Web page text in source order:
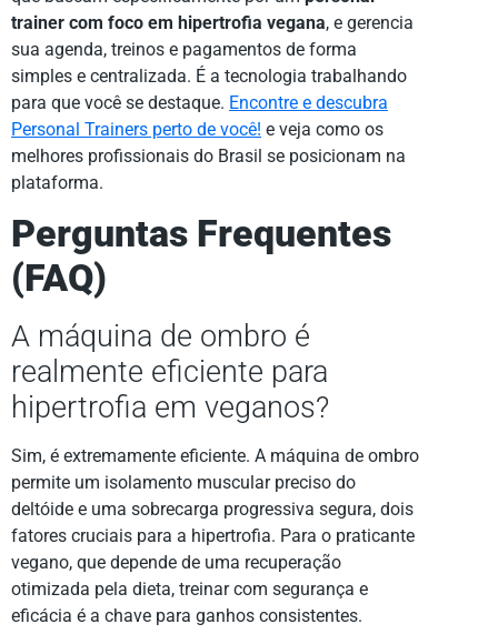
trainer com foco em hipertrofia vegana, e gerencia
sua agenda, treinos e pagamentos de forma
simples e centralizada. É a tecnologia trabalhando
para que você se destaque. Encontre e descubra
Personal Trainers perto de você! e veja como os
melhores profissionais do Brasil se posicionam na
plataforma.
Perguntas Frequentes
(FAQ)
A máquina de ombro é
realmente eficiente para
hipertrofia em veganos?
Sim, é extremamente eficiente. A máquina de ombro
permite um isolamento muscular preciso do
deltóide e uma sobrecarga progressiva segura, dois
fatores cruciais para a hipertrofia. Para o praticante
vegano, que depende de uma recuperação
otimizada pela dieta, treinar com segurança e
eficácia é a chave para ganhos consistentes.